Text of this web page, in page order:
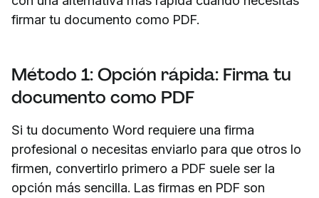
firmar tu documento como PDF.
Método 1: Opción rápida: Firma tu
documento como PDF
Si tu documento Word requiere una firma
profesional o necesitas enviarlo para que otros lo
firmen, convertirlo primero a PDF suele ser la
opción más sencilla. Las firmas en PDF son